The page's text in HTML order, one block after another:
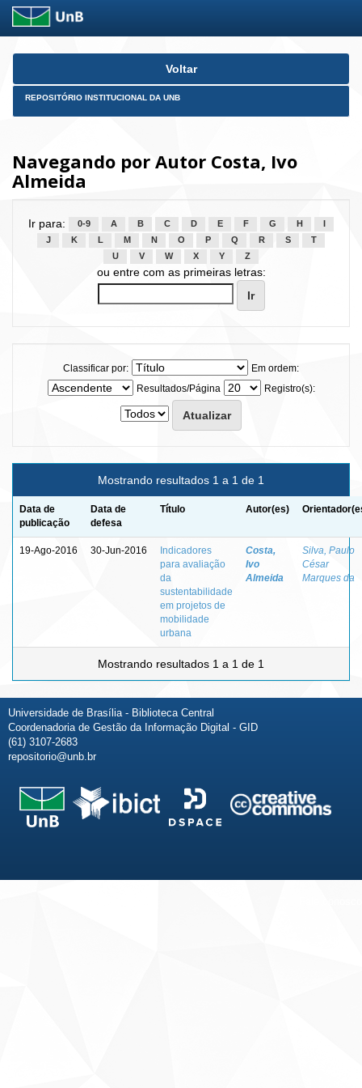
Skip
Voltar
REPOSITÓRIO INSTITUCIONAL DA UNB
Navegando por Autor Costa, Ivo
Almeida
Ir para: 0-9 A B C D E F G H
J
K L M N O P Q R S
T
U
V W X Y Z
ou entre com as primeiras letras:
Classificar por:
Em ordem:
Resultados/Página
Registro(s):
Mostrando resultados 1 a 1 de 1
Data de
publicação
Data de
defesa
Título Autor(es)
19-Ago-2016 30-Jun-2016
Indicadores
para avaliação
da
sustentabilidade
em projetos de
mobilidade
urbana
Costa,
Ivo
Almeida
Silva, Paulo
César
Marques da
Mostrando resultados 1 a 1 de 1
Universidade de Brasília - Biblioteca Central
Coordenadoria de Gestão da Informação Digital - GID
(61) 3107-2683
repositorio@unb.br